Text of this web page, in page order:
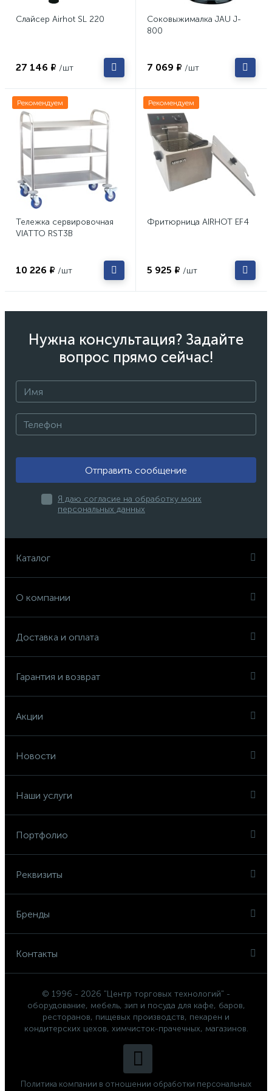
Слайсер Airhot SL 220
27 146 ₽ /шт
Соковыжималка JAU J-
800
7 069 ₽ /шт
Рекомендуем
Тележка сервировочная
VIATTO RST3B
10 226 ₽ /шт
Рекомендуем
Фритюрница AIRHOT EF4
5 925 ₽ /шт
Нужна консультация? Задайте
вопрос прямо сейчас!
Отправить сообщение
Я даю согласие на обработку моих
персональных данных
Каталог
О компании
Доставка и оплата
Гарантия и возврат
Акции
Новости
Наши услуги
Портфолио
Реквизиты
Бренды
Контакты
© 1996 - 2026 "Центр торговых технологий" -
оборудование, мебель, зип и посуда для кафе, баров,
ресторанов, пищевых производств, пекарен и
кондитерских цехов, химчисток-прачечных, магазинов.
Политика компании в отношении обработки персональных